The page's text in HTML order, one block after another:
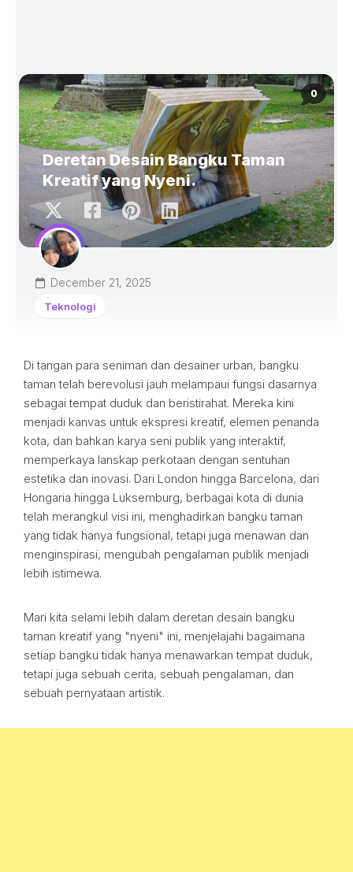
0
Deretan Desain Bangku Taman
Kreatif yang Nyeni.
December 21, 2025
Teknologi
Di tangan para seniman dan desainer urban, bangku
taman telah berevolusi jauh melampaui fungsi dasarnya
sebagai tempat duduk dan beristirahat. Mereka kini
menjadi kanvas untuk ekspresi kreatif, elemen penanda
kota, dan bahkan karya seni publik yang interaktif,
memperkaya lanskap perkotaan dengan sentuhan
estetika dan inovasi. Dari London hingga Barcelona, dari
Hongaria hingga Luksemburg, berbagai kota di dunia
telah merangkul visi ini, menghadirkan bangku taman
yang tidak hanya fungsional, tetapi juga menawan dan
menginspirasi, mengubah pengalaman publik menjadi
lebih istimewa.
Mari kita selami lebih dalam deretan desain bangku
taman kreatif yang "nyeni" ini, menjelajahi bagaimana
setiap bangku tidak hanya menawarkan tempat duduk,
tetapi juga sebuah cerita, sebuah pengalaman, dan
sebuah pernyataan artistik.